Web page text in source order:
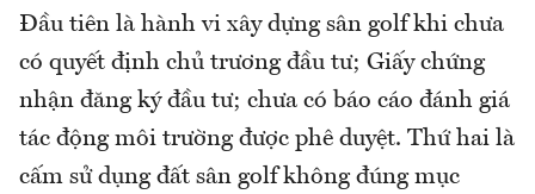
Đầu tiên là hành vi xây dựng sân golf khi chưa
có quyết định chủ trương đầu tư; Giấy chứng
nhận đăng ký đầu tư; chưa có báo cáo đánh giá
tác động môi trường được phê duyệt. Thứ hai là
cấm sử dụng đất sân golf không đúng mục